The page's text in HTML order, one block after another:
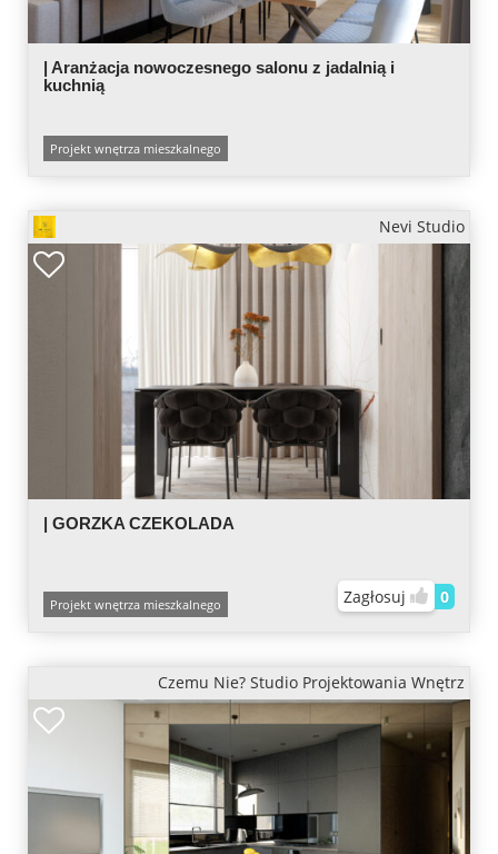
| Aranżacja nowoczesnego salonu z jadalnią i
kuchnią
Projekt wnętrza mieszkalnego
Nevi Studio
| GORZKA CZEKOLADA
Projekt wnętrza mieszkalnego Zagłosuj 0
Czemu Nie? Studio Projektowania Wnętrz